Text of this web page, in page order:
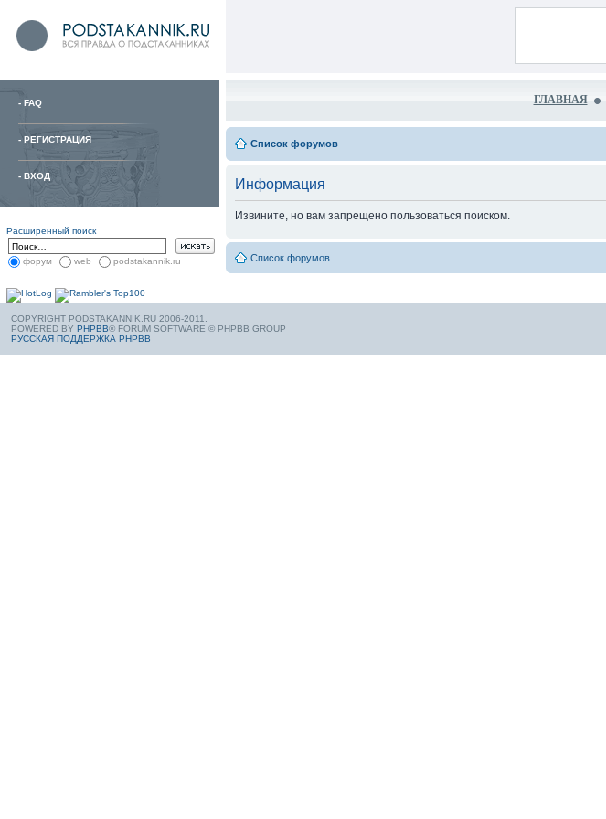
- FAQ
- РЕГИСТРАЦИЯ
- ВХОД
Расширенный поиск
форум web podstakannik.ru
ГЛАВНАЯ
Список форумов
Информация
Извините, но вам запрещено пользоваться поиском.
Список форумов
COPYRIGHT PODSTAKANNIK.RU 2006-2011.
POWERED BY PHPBB® FORUM SOFTWARE © PHPBB GROUP
РУССКАЯ ПОДДЕРЖКА PHPBB